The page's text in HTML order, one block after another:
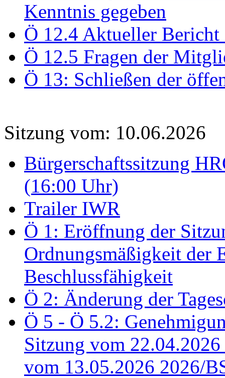
Kenntnis gegeben
Ö 12.4 Aktueller Bericht
Ö 12.5 Fragen der
Ö 13: Schließen der
Sitzung vom: 10.06.2026
Bürgerschaftssitzung
(16:00 Uhr)
Trailer IWR
Ö 1: Eröffnung der
Ordnungsmäßigkeit der
Beschlussfähigkeit
Ö 2: Änderung der
Ö 5 - Ö 5.2:
Sitzung vom
vom 13.05.2026 2026/